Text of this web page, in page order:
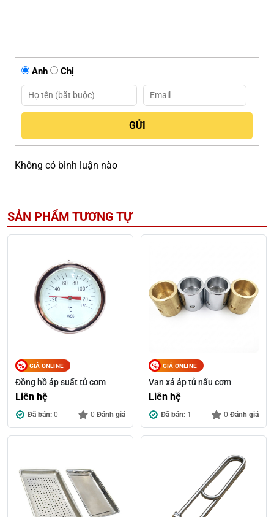
Anh Chị
Không có bình luận nào
SẢN PHẨM TƯƠNG TỰ
GIÁ ONLINE
Đồng hồ áp suất tủ cơm
Liên hệ
Đã bán: 0 0 Đánh giá
GIÁ ONLINE
Van xả áp tủ nấu cơm
Liên hệ
Đã bán: 1 0 Đánh giá